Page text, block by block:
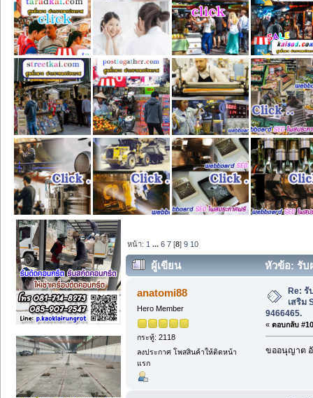
หน้า: 1 ...6 7 [8]9 10
ผู้เขียน
หัวข้อ: รับ
9466465. (อ่าน 1635 ครั้ง)
anatomi88
Hero Member
กระทู้: 2118
ลงประกาศ โพสสินค้าให้ติดหน้า
แรก
Re:
เสริม
9466465.
« ตอบกลับ
ขออนุญาต